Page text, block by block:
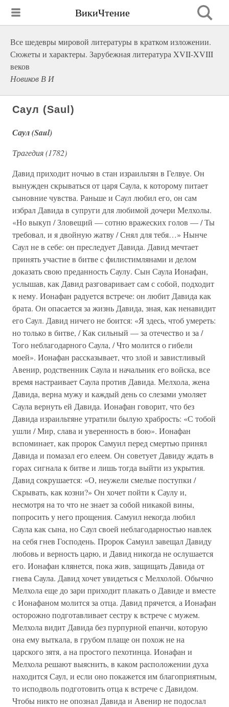
ВикиЧтение
Все шедевры мировой литературы в кратком изложении.
Сюжеты и характеры. Зарубежная литература XVII-XVIII
веков
Новиков В И
Саул (Saul)
Саул (Saul)
Трагедия (1782)
Давид приходит ночью в стан израильтян в Гелвуе. Он
вынужден скрываться от царя Саула, к которому питает
сыновние чувства. Раньше и Саул любил его, он сам
избрал Давида в супруги для любимой дочери Мелхолы.
«Но выкуп / Зловещий — сотню вражеских голов — / Ты
требовал, и я двойную жатву / Снял для тебя…» Нынче
Саул не в себе: он преследует Давида. Давид мечтает
принять участие в битве с филистимлянами и делом
доказать свою преданность Саулу. Сын Саула Ионафан,
услышав, как Давид разговаривает сам с собой, подходит
к нему. Ионафан радуется встрече: он любит Давида как
брата. Он опасается за жизнь Давида, зная, как ненавидит
его Саул. Давид ничего не боится: «Я здесь, чтоб умереть:
но только в битве, / Как сильный — за отечество и за /
Того неблагодарного Саула, / Что молится о гибели
моей». Ионафан рассказывает, что злой и завистливый
Авенир, родственник Саула и начальник его войска, все
время настраивает Саула против Давида. Мелхола, жена
Давида, верна мужу и каждый день со слезами умоляет
Саула вернуть ей Давида. Ионафан говорит, что без
Давида израильтяне утратили былую храбрость: «С тобой
ушли / Мир, слава и уверенность в бою». Ионафан
вспоминает, как пророк Самуил перед смертью принял
Давида и помазал его елеем. Он советует Давиду ждать в
горах сигнала к битве и лишь тогда выйти из укрытия.
Давид сокрушается: «О, неужели смелые поступки /
Скрывать, как козни?» Он хочет пойти к Саулу и,
несмотря на то что не знает за собой никакой вины,
попросить у него прощения. Самуил некогда любил
Саула как сына, но Саул своей неблагодарностью навлек
на себя гнев Господень. Пророк Самуил завещал Давиду
любовь и верность царю, и Давид никогда не ослушается
его. Ионафан клянется, пока жив, защищать Давида от
гнева Саула. Давид хочет увидеться с Мелхолой. Обычно
Мелхола еще до зари приходит плакать о Давиде и вместе
с Ионафаном молится за отца. Давид прячется, а Ионафан
осторожно подготавливает сестру к встрече с мужем.
Мелхола видит Давида без пурпурной епанчи, которую
она ему выткала, в грубом плаще он похож не на
царского зятя, а на простого пехотинца. Ионафан и
Мелхола решают выяснить, в каком расположении духа
находится Саул, и если оно покажется им благоприятным,
то исподволь подготовить отца к встрече с Давидом.
Чтобы никто не опознал Давида и Авенир не подослал